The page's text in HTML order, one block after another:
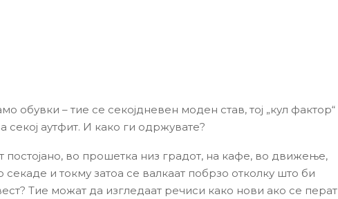
обувки – тие се секојдневен моден став, тој „кул фактор“
секој аутфит. И како ги одржувате?
постојано, во прошетка низ градот, на кафе, во движење,
секаде и токму затоа се валкаат побрзо отколку што би
Тие можат да изгледаат речиси како нови ако се перат